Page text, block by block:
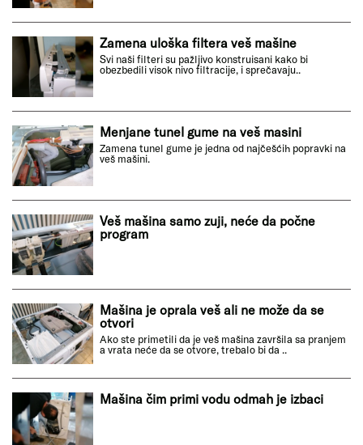
Zamena uloška filtera veš mašine
Svi naši filteri su pažljivo konstruisani kako bi
obezbedili visok nivo filtracije, i sprečavaju..
Menjane tunel gume na veš masini
Zamena tunel gume je jedna od najčešćih popravki na
veš mašini.
Veš mašina samo zuji, neće da počne
program
Mašina je oprala veš ali ne može da se
otvori
Ako ste primetili da je veš mašina završila sa pranjem
a vrata neće da se otvore, trebalo bi da ..
Mašina čim primi vodu odmah je izbaci